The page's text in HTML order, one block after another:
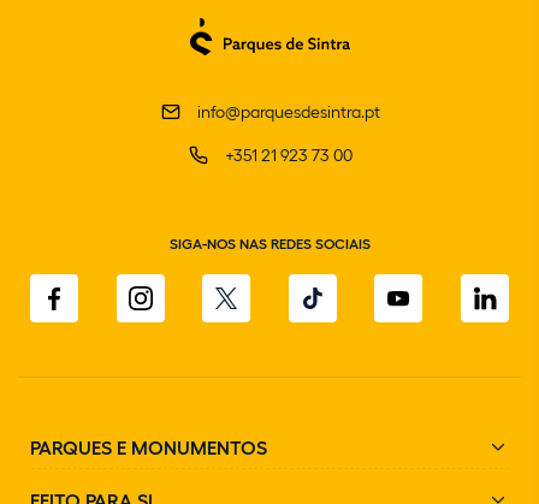
info@parquesdesintra.pt
+351 21 923 73 00
SIGA-NOS NAS REDES SOCIAIS
PARQUES E MONUMENTOS